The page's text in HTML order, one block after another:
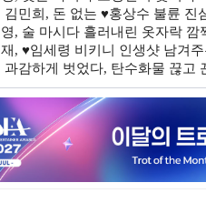
김민희, 돈 없는 ♥홍상수 불륜
, 술 마시다 흘러내린 옷자락
, ♥임세령 비키니 인생샷 남겨
과감하게 벗었다, 탄수화물 끊고